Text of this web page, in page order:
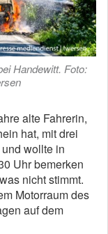
Handewitt. Foto:
alte Fahrerin,
hat, mit drei
wollte in
Uhr bemerken
nicht stimmt.
Motorraum des
auf dem